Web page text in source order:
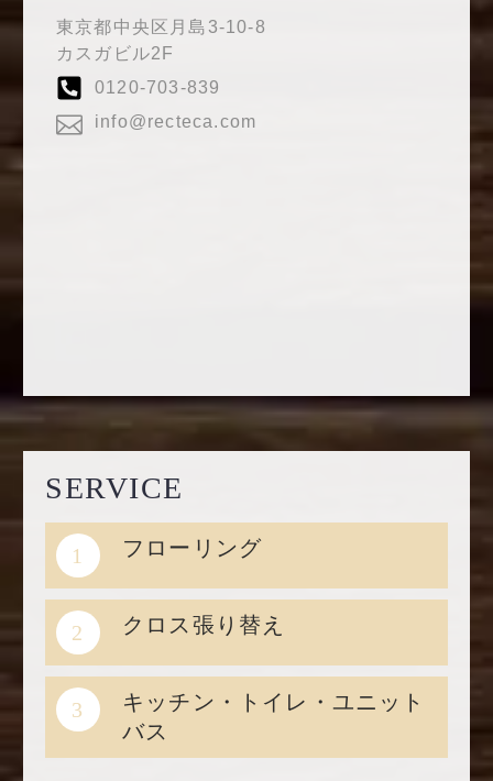
東京都中央区月島3-10-8
カスガビル2F
0120-703-839
info@recteca.com
SERVICE
1 フローリング
2 クロス張り替え
3
キッチン・トイレ・ユニット
バス